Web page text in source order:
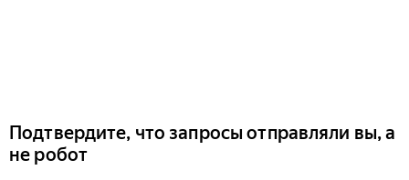
Подтвердите, что запросы отправляли вы, а
не робот